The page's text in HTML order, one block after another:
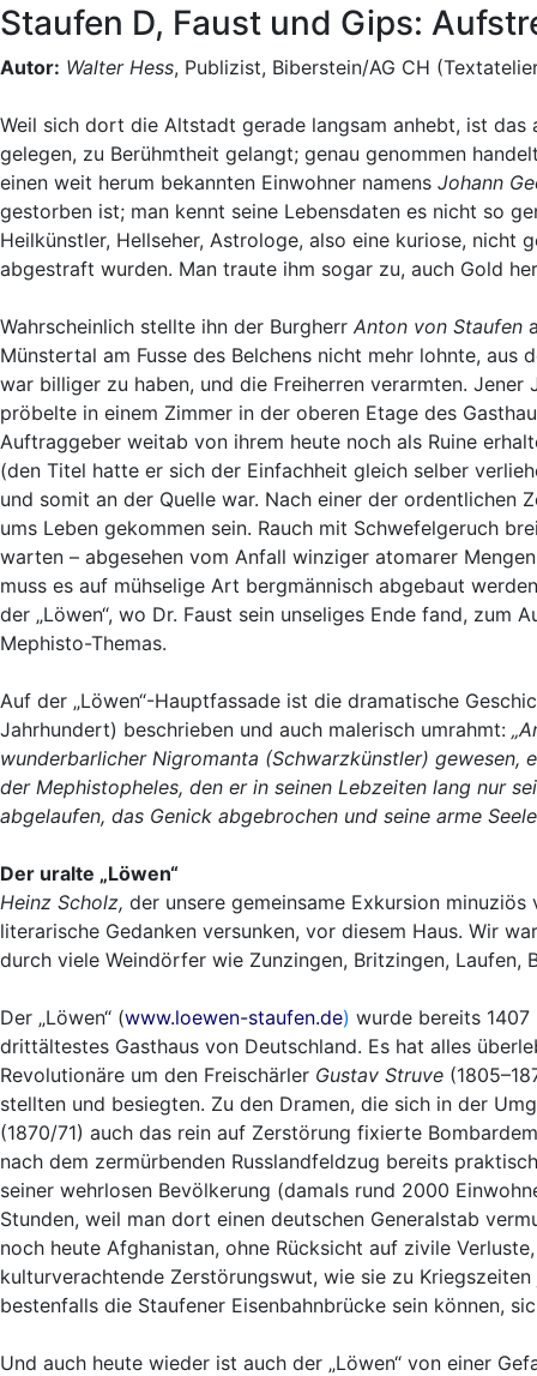
Staufen D, Faust und Gips:
Autor: Walter Hess, Publizist, Biberstein/AG CH
Weil sich dort die Altstadt gerade langsam anhebt, ist
gelegen, zu Berühmtheit gelangt; genau genommen
einen weit herum bekannten Einwohner namens Johann
gestorben ist; man kennt seine Lebensdaten es nicht so
Heilkünstler, Hellseher, Astrologe, also eine kuriose, nicht
abgestraft wurden. Man traute ihm sogar zu, auch Gold
Wahrscheinlich stellte ihn der Burgherr Anton von Staufen
Münstertal am Fusse des Belchens nicht mehr lohnte,
war billiger zu haben, und die Freiherren verarmten. Jener
pröbelte in einem Zimmer in der oberen Etage des
Auftraggeber weitab von ihrem heute noch als Ruine
(den Titel hatte er sich der Einfachheit gleich selber
und somit an der Quelle war. Nach einer der ordentlichen
ums Leben gekommen sein. Rauch mit Schwefelgeruch
warten – abgesehen vom Anfall winziger atomarer
muss es auf mühselige Art bergmännisch abgebaut
der „Löwen“, wo Dr. Faust sein unseliges Ende fand, zum
Mephisto-Themas.
Auf der „Löwen“-Hauptfassade ist die dramatische
Jahrhundert) beschrieben und auch malerisch umrahmt:
wunderbarlicher Nigromanta (Schwarzkünstler) gewesen,
der Mephistopheles, den er in seinen Lebzeiten lang nur
abgelaufen, das Genick abgebrochen und seine arme
Der uralte „Löwen“
Heinz Scholz, der unsere gemeinsame Exkursion
literarische Gedanken versunken, vor diesem Haus. Wir
durch viele Weindörfer wie Zunzingen, Britzingen, Laufen,
Der „Löwen“ (www.loewen-staufen.de) wurde bereits
drittältestes Gasthaus von Deutschland. Es hat alles
Revolutionäre um den Freischärler Gustav Struve
stellten und besiegten. Zu den Dramen, die sich in der
(1870/71) auch das rein auf Zerstörung fixierte
nach dem zermürbenden Russlandfeldzug bereits
seiner wehrlosen Bevölkerung (damals rund 2000
Stunden, weil man dort einen deutschen Generalstab
noch heute Afghanistan, ohne Rücksicht auf zivile
kulturverachtende Zerstörungswut, wie sie zu
bestenfalls die Staufener Eisenbahnbrücke sein können,
Und auch heute wieder ist auch der „Löwen“ von einer